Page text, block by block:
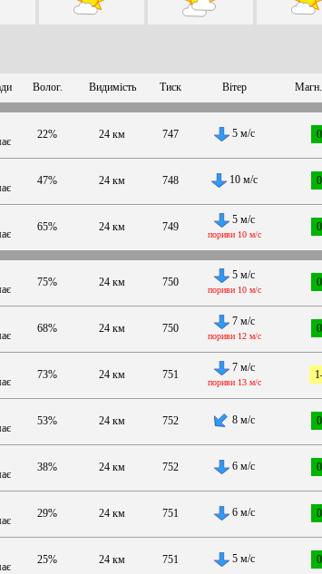
Волог. Видимість Тиск Вітер Магн.
22% 24 км 747 5 м/с 0
47% 24 км 748 10 м/с 0
65% 24 км 749
5 м/с
пориви 10 м/с
0
75% 24 км 750
5 м/с
пориви 10 м/с
0
68% 24 км 750
7 м/с
пориви 12 м/с
0
73% 24 км 751
7 м/с
пориви 13 м/с
53% 24 км 752 8 м/с 0
38% 24 км 752 6 м/с 0
29% 24 км 751 6 м/с 0
25% 24 км 751 5 м/с 0